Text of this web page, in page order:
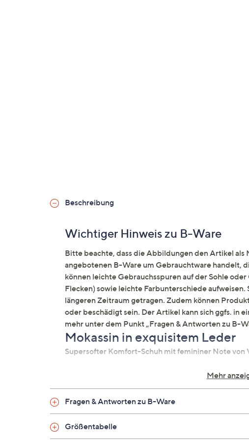
Beschreibung
Wichtiger Hinweis zu B-Ware
Bitte beachte, dass die Abbildungen den Artikel als
angebotenen B-Ware um Gebrauchtware handelt,
können leichte Gebrauchsspuren auf der Sohle
Flecken) sowie leichte Farbunterschiede
längeren Zeitraum getragen. Zudem können
oder beschädigt sein. Der Artikel kann sich ggfs. in
mehr unter dem Punkt „Fragen & Antworten zu B-
Mokassin in exquisitem Leder
Supersofter Komfort-Schuh mit femininer Note von
extrem weich und anschmiegsam an den Fuß
klassische Mokassinnaht rund um das Blatt
Mehr
Fragen & Antworten zu B-Ware
Größentabelle